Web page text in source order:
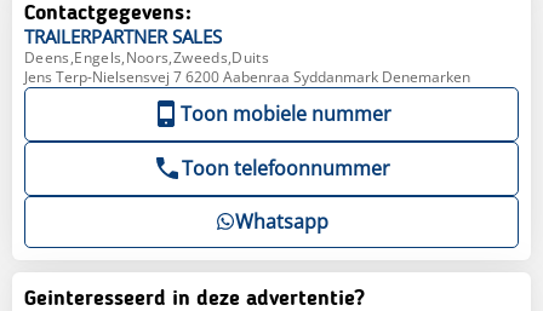
Contactgegevens:
TRAILERPARTNER SALES
Deens,Engels,Noors,Zweeds,Duits
Jens Terp-Nielsensvej 7 6200 Aabenraa Syddanmark Denemarken
Toon mobiele nummer
Toon telefoonnummer
Whatsapp
Geinteresseerd in deze advertentie?